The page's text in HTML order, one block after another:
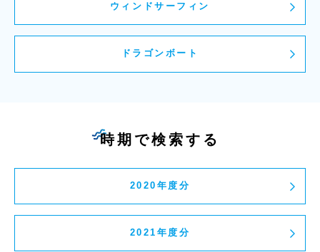
ウィンドサーフィン
ドラゴンボート
時期で検索する
2020年度分
2021年度分